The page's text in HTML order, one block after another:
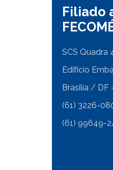
Filiado
SCS Quadra
Edifício
Brasilia / DF
(61) 3226-
(61) 99649-